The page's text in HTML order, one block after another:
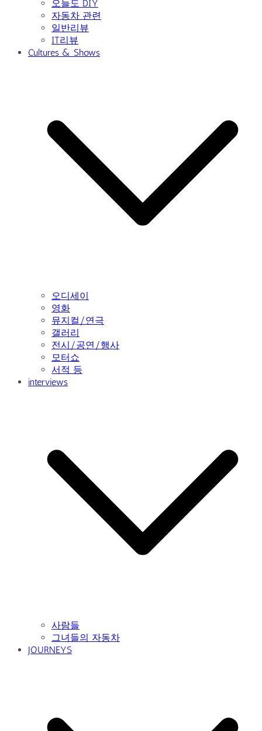
오늘도 DIY
자동차 관련
일반리뷰
IT리뷰
Cultures & Shows
오디세이
영화
뮤지컬/연극
갤러리
전시/공연/행사
모터쇼
서적 등
interviews
사람들
그녀들의 자동차
JOURNEYS